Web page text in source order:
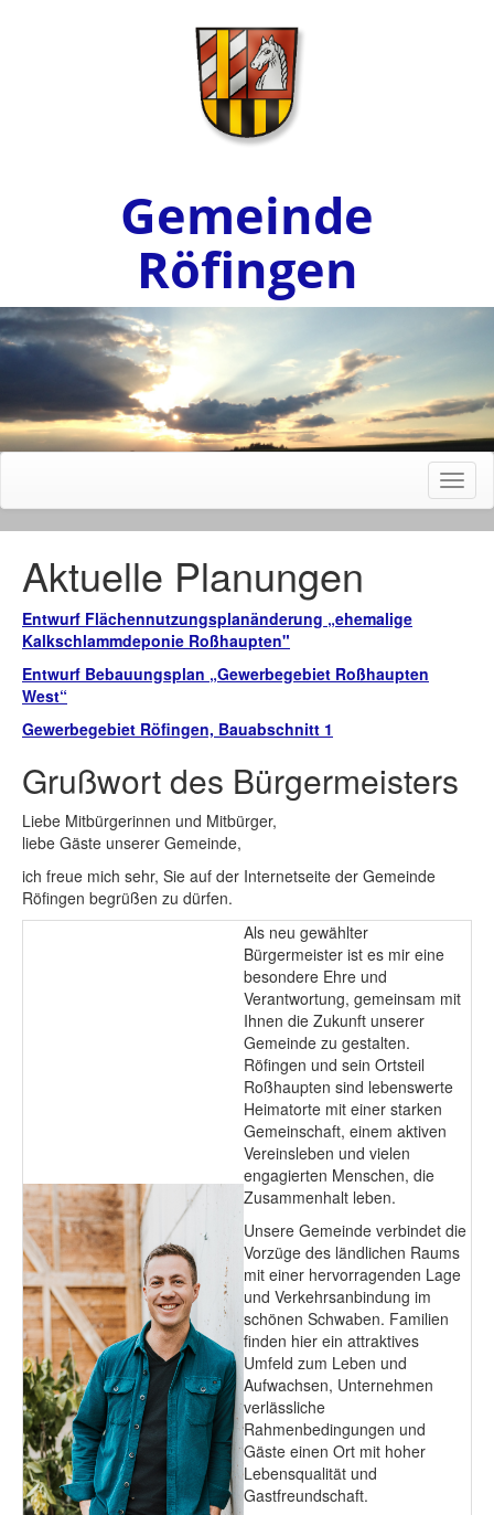
Gemeinde
Röfingen
Aktuelle Planungen
Entwurf Flächennutzungsplanänderung „ehemalige
Kalkschlammdeponie Roßhaupten"
Entwurf Bebauungsplan „Gewerbegebiet Roßhaupten
West“
Gewerbegebiet Röfingen, Bauabschnitt 1
Grußwort des Bürgermeisters
Liebe Mitbürgerinnen und Mitbürger,
liebe Gäste unserer Gemeinde,
ich freue mich sehr, Sie auf der Internetseite der Gemeinde
Röfingen begrüßen zu dürfen.
Als neu gewählter
Bürgermeister ist es mir eine
besondere Ehre und
Verantwortung, gemeinsam mit
Ihnen die Zukunft unserer
Gemeinde zu gestalten.
Röfingen und sein Ortsteil
Roßhaupten sind lebenswerte
Heimatorte mit einer starken
Gemeinschaft, einem aktiven
Vereinsleben und vielen
engagierten Menschen, die
Zusammenhalt leben.
Unsere Gemeinde verbindet die
Vorzüge des ländlichen Raums
mit einer hervorragenden Lage
und Verkehrsanbindung im
schönen Schwaben. Familien
finden hier ein attraktives
Umfeld zum Leben und
Aufwachsen, Unternehmen
verlässliche
Rahmenbedingungen und
Gäste einen Ort mit hoher
Lebensqualität und
Gastfreundschaft.